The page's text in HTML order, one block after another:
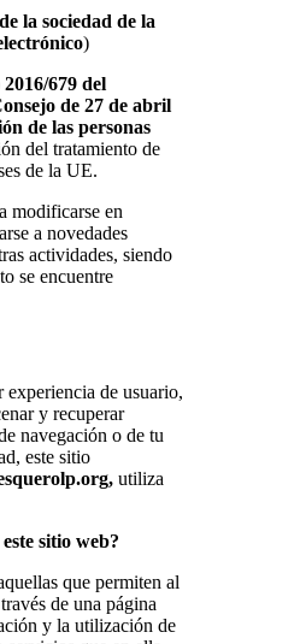
la sociedad de la
)
679 del
de 27 de abril
de las personas
del tratamiento de
de la UE.
modificarse en
a novedades
actividades, siendo
se encuentre
experiencia de usuario,
y recuperar
navegación o de tu
este sitio
utiliza
sitio web?
que permiten al
de una página
y la utilización de